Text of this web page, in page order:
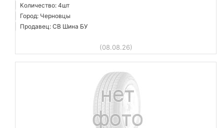
Количество: 4шт
Город: Черновцы
Продавец: СВ Шина БУ
(08.08.26)